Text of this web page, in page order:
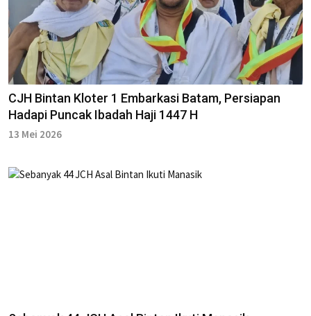
CJH Bintan Kloter 1 Embarkasi Batam, Persiapan
Hadapi Puncak Ibadah Haji 1447 H
13 Mei 2026